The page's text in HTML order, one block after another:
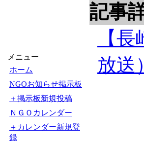
メニュー
ホーム
NGOお知らせ掲示板
＋掲示板新規投稿
ＮＧＯカレンダー
＋カレンダー新規登
録
記事
【
放送）